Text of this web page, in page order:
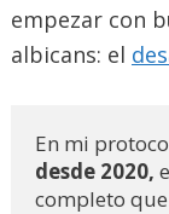
empezar con
albicans: el
En mi
desde 2020,
completo